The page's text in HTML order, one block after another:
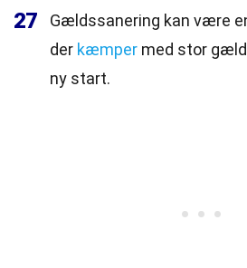
27
Gældssanering kan være
der kæmper med stor
ny start.